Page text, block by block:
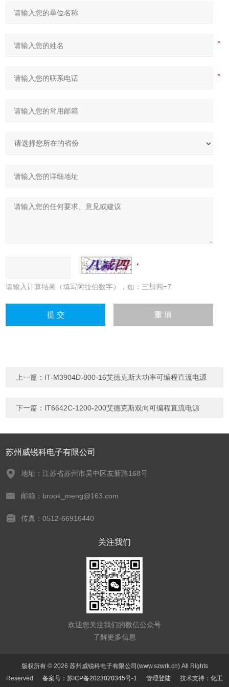
请输入计算结果（填写阿拉伯数字），如：三加四=7
上一篇： IT-M3904D-800-16艾德克斯大功率可编程直流电源
下一篇： IT6642C-1200-200艾德克斯双向可编程直流电源
苏州威锐科电子有限公司
地址：江苏省苏州市吴中区友新路168号
邮箱：brook_meng@163.com
传真：0512-66916440
关注我们
欢迎您关注我们的微信公众号
了解更多信息
版权所有 © 2026 苏州威锐科电子有限公司(www.szwrk.cn) All Rights
Reserved 备案号：苏ICP备2023020345号-1 管理登陆 技术支持： 化工